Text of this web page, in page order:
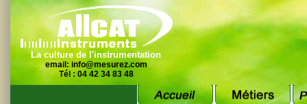
La culture de l'instrumentation
email: info@mesurez.com
Tél : 04 42 34 83 48